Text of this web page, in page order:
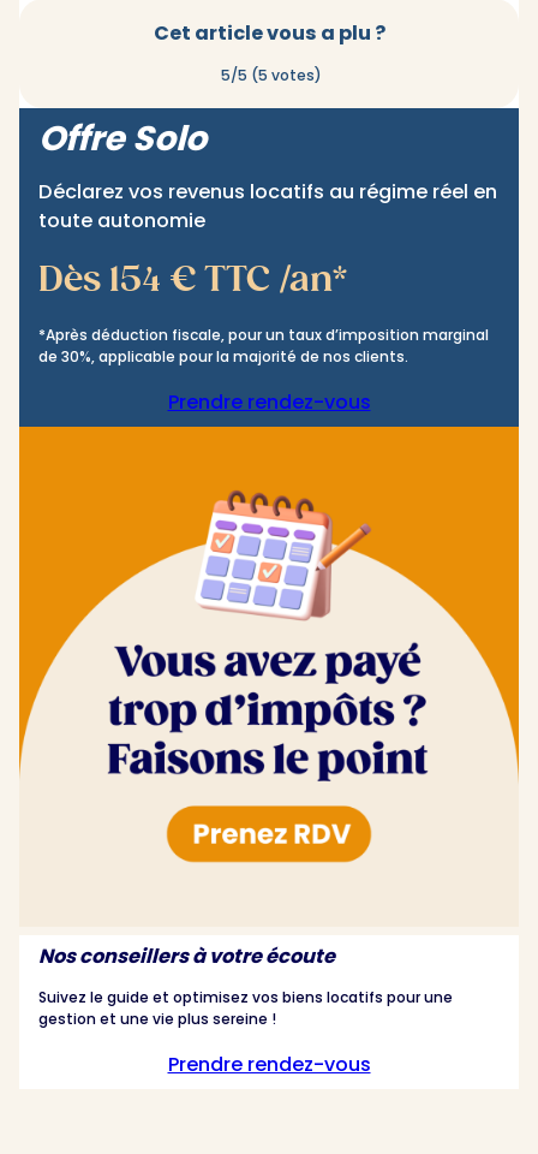
Cet article vous a plu ?
5/5 (5 votes)
Offre Solo
Déclarez vos revenus locatifs au régime réel en
toute autonomie
Dès 154 € TTC /an*
*Après déduction fiscale, pour un taux d’imposition marginal
de 30%, applicable pour la majorité de nos clients.
Prendre rendez-vous
Nos conseillers à votre écoute
Suivez le guide et optimisez vos biens locatifs pour une
gestion et une vie plus sereine !
Prendre rendez-vous